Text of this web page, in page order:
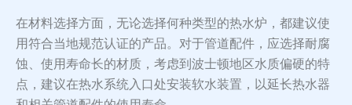
在材料选择方面，无论选择何种类型的热水炉，都建议使
用符合当地规范认证的产品。对于管道配件，应选择耐腐
蚀、使用寿命长的材质，考虑到波士顿地区水质偏硬的特
点，建议在热水系统入口处安装软水装置，以延长热水器